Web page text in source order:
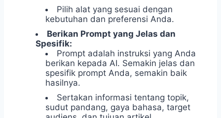
Pilih alat yang sesuai dengan
kebutuhan dan preferensi Anda.
Berikan Prompt yang Jelas dan
Spesifik:
Prompt adalah instruksi yang Anda
berikan kepada AI. Semakin jelas dan
spesifik prompt Anda, semakin baik
hasilnya.
Sertakan informasi tentang topik,
sudut pandang, gaya bahasa, target